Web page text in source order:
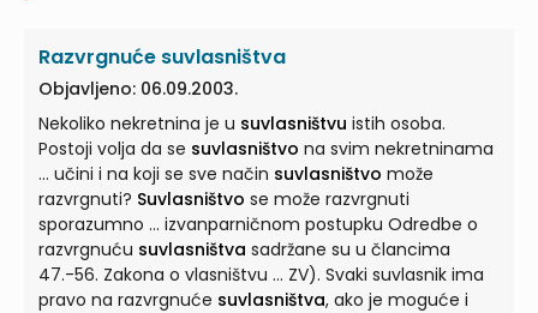
Razvrgnuće suvlasništva
Objavljeno: 06.09.2003.
Nekoliko nekretnina je u suvlasništvu istih osoba.
Postoji volja da se suvlasništvo na svim nekretninama
... učini i na koji se sve način suvlasništvo može
razvrgnuti? Suvlasništvo se može razvrgnuti
sporazumno ... izvanparničnom postupku Odredbe o
razvrgnuću suvlasništva sadržane su u člancima
47.-56. Zakona o vlasništvu ... ZV). Svaki suvlasnik ima
pravo na razvrgnuće suvlasništva, ako je moguće i